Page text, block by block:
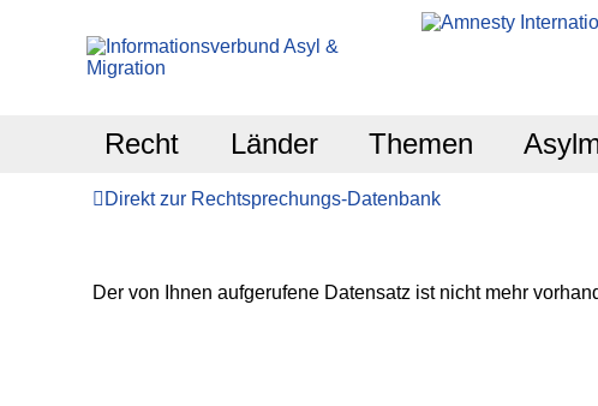
Recht Länder Themen
Direkt zur Rechtsprechungs-Datenbank
Der von Ihnen aufgerufene Datensatz ist nicht mehr